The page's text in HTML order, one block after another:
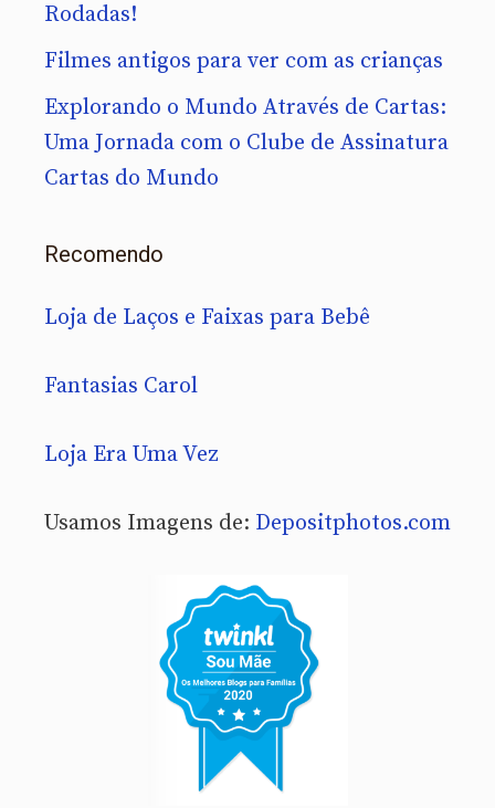
Rodadas!
Filmes antigos para ver com as crianças
Explorando o Mundo Através de Cartas:
Uma Jornada com o Clube de Assinatura
Cartas do Mundo
Recomendo
Loja de Laços e Faixas para Bebê
Fantasias Carol
Loja Era Uma Vez
Usamos Imagens de: Depositphotos.com